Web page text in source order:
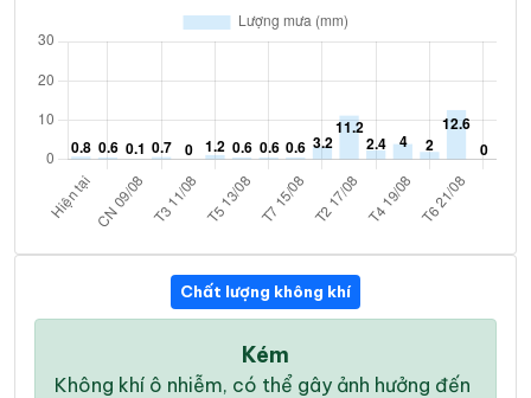
Chất lượng không khí
Kém
Không khí ô nhiễm, có thể gây ảnh hưởng đến